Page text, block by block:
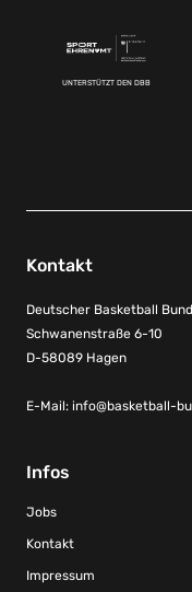
UNTERSTÜTZT DEN DBB
Kontakt
Deutscher Basketball
Schwanenstraße 6-10
D-58089 Hagen
E-Mail: info@basketball-
Infos
Jobs
Kontakt
Impressum